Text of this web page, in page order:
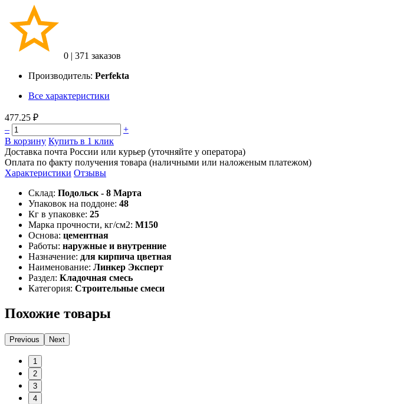
0 | 371 заказов
Производитель: Perfekta
Все характеристики
477.25 ₽
–
+
В корзину Купить в 1 клик
Доставка почта России или курьер (уточняйте у оператора)
Оплата по факту получения товара (наличными или наложеным платежом)
Характеристики Отзывы
Склад: Подольск - 8 Марта
Упаковок на поддоне: 48
Кг в упаковке: 25
Марка прочности, кг/см2: М150
Основа: цементная
Работы: наружные и внутренние
Назначение: для кирпича цветная
Наименование: Линкер Эксперт
Раздел: Кладочная смесь
Категория: Строительные смеси
Похожие товары
Previous Next
1
2
3
4